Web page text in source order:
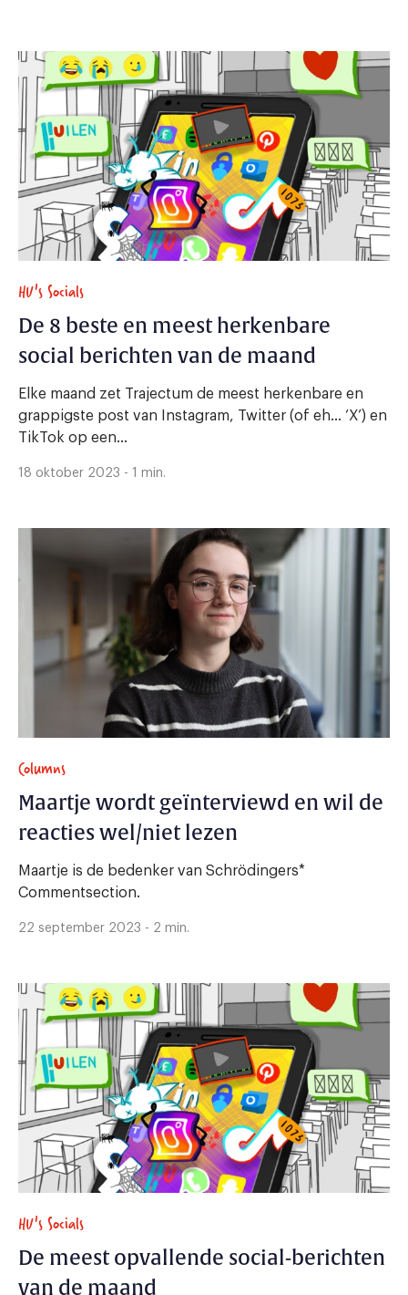
HU's Socials
De 8 beste en meest herkenbare
social berichten van de maand
Elke maand zet Trajectum de meest herkenbare en
grappigste post van Instagram, Twitter (of eh… ‘X’) en
TikTok op een...
18 oktober 2023 - 1 min.
Columns
Maartje wordt geïnterviewd en wil de
reacties wel/niet lezen
Maartje is de bedenker van Schrödingers*
Commentsection.
22 september 2023 - 2 min.
HU's Socials
De meest opvallende social-berichten
van de maand